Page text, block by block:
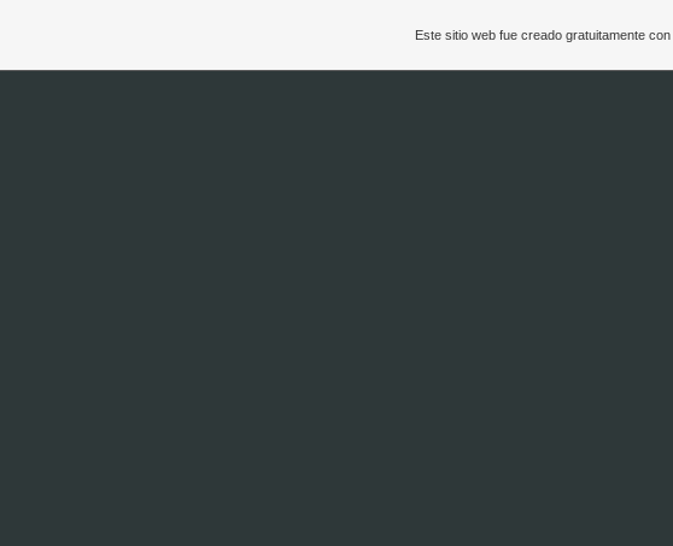
Este sitio web fue creado gratuitamente con